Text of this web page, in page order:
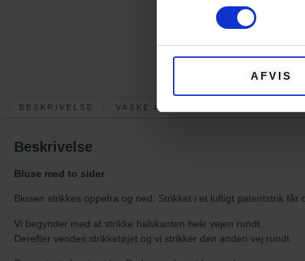
AFVIS
BESKRIVELSE VASKE ANVISNING
Beskrivelse
Bluse med to sider
Blusen strikkes oppefra og ned. Strikket i et luftigt patentstrik får
Vi begynder med at strikke halskanten hele vejen rundt.
Derefter vendes strikketøjet og vi strikker den anden vej rundt.